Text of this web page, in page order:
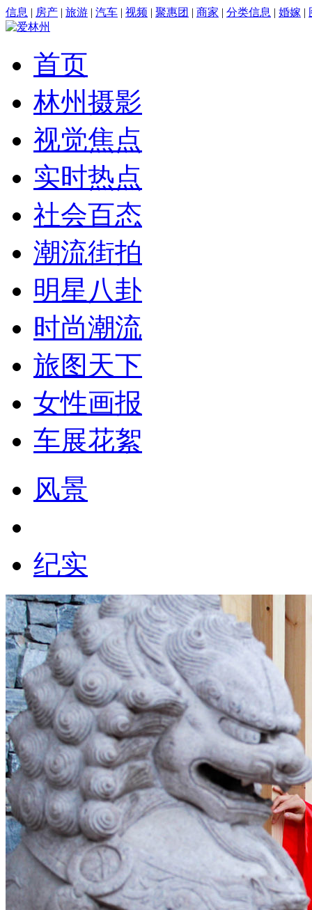
信息 | 房产 | 旅游 | 汽车 | 视频 | 聚惠团 | 商家 | 分类信息 | 婚嫁 |
首页
林州摄影
视觉焦点
实时热点
社会百态
潮流街拍
明星八卦
时尚潮流
旅图天下
女性画报
车展花絮
风景
纪实